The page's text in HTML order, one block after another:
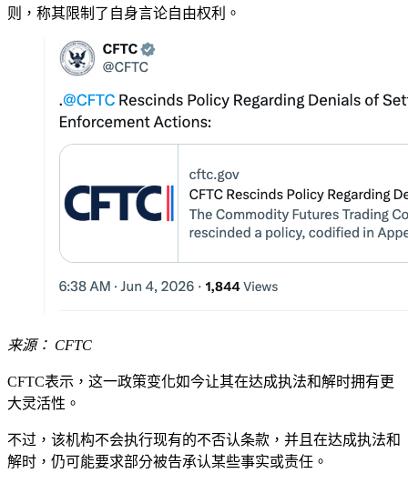
则，称其限制了自身言论自由权利。
来源： CFTC
CFTC表示，这一政策变化如今让其在达成执法和解时拥有更
大灵活性。
不过，该机构不会执行现有的不否认条款，并且在达成执法和
解时，仍可能要求部分被告承认某些事实或责任。